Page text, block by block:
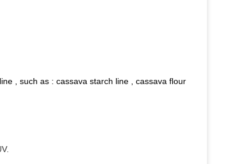
, such as : cassava starch line , cassava flour